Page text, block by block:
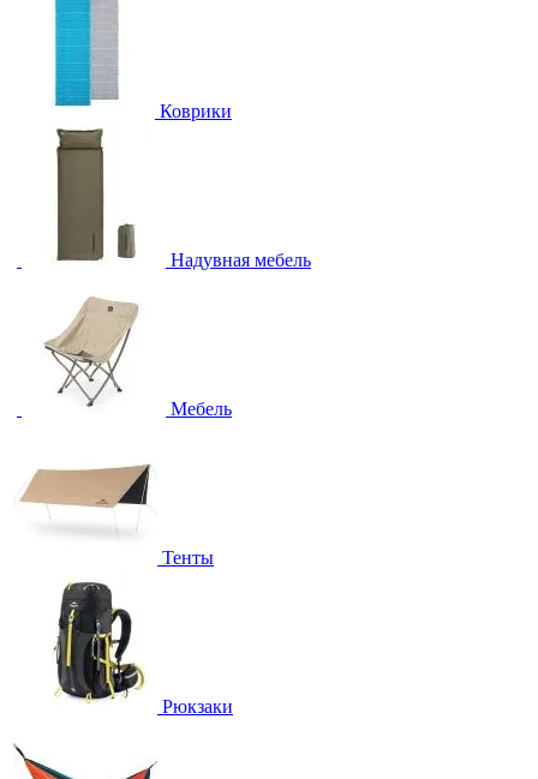
Коврики
Надувная мебель
Мебель
Тенты
Рюкзаки